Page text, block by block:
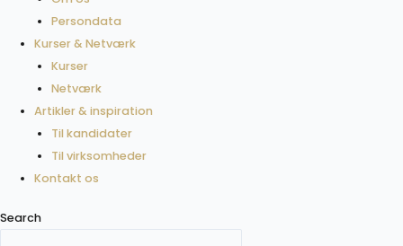
Persondata
Kurser & Netværk
Kurser
Netværk
Artikler & inspiration
Til kandidater
Til virksomheder
Kontakt os
Search